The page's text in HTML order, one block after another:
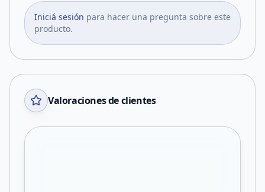
Iniciá sesión para hacer una pregunta sobre este
producto.
Valoraciones de clientes